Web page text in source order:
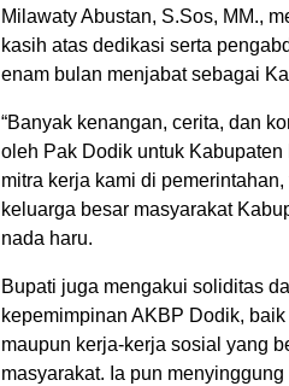
Milawaty Abustan, S.Sos, MM.,
kasih atas dedikasi serta
enam bulan menjabat sebagai
“Banyak kenangan, cerita, dan
oleh Pak Dodik untuk
mitra kerja kami di
keluarga besar masyarakat
nada haru.
Bupati juga mengakui soliditas
kepemimpinan AKBP Dodik,
maupun kerja-kerja sosial yang
masyarakat. Ia pun